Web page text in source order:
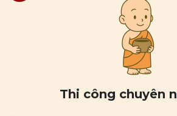
Thi công chuyên